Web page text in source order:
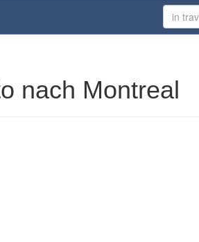
nach Montreal